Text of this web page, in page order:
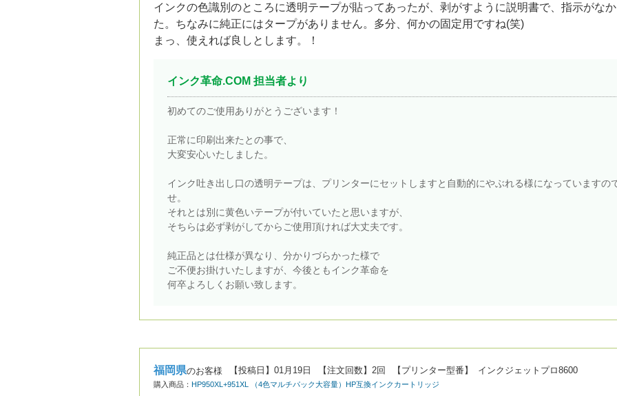
インクの色識別のところに透明テープが貼ってあったが、剥がすように説明書で、指示がな
た。ちなみに純正にはタープがありません。多分、何かの固定用ですね(笑)
まっ、使えれば良しとします。！
インク革命.COM 担当者より
初めてのご使用ありがとうございます！
正常に印刷出来たとの事で、
大変安心いたしました。
インク吐き出し口の透明テープは、プリンターにセットしますと自動的にやぶれる様になっていますの
せ。
それとは別に黄色いテープが付いていたと思いますが、
そちらは必ず剥がしてからご使用頂ければ大丈夫です。
純正品とは仕様が異なり、分かりづらかった様で
ご不便お掛けいたしますが、今後ともインク革命を
何卒よろしくお願い致します。
福岡県のお客様 【投稿日】 01月19日 【注文回数】 2回 【プリンター型番】 インクジェットプロ8600
購入商品： HP950XL+951XL （4色マルチパック大容量）HP互換インクカートリッジ